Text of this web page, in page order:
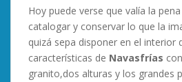
Hoy puede verse que valía la
catalogar y conservar lo que la
quizá sepa disponer en el interior
características de Navasfrías
granito,dos alturas y los grandes